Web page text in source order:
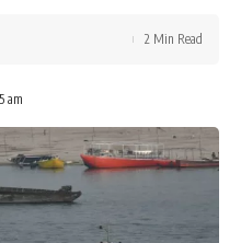
am
2 Min Read